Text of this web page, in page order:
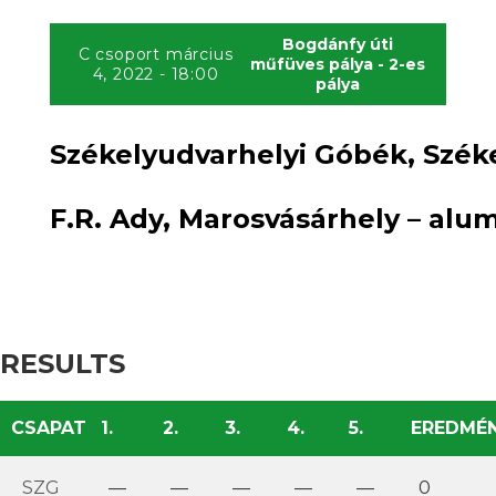
C csoport március
4, 2022 - 18:00
Bogdánfy úti
műfüves pálya - 2-es
pálya
Székelyudvarhelyi Góbék,
F.R. Ady, Marosvásárhely –
RESULTS
CSAPAT 1. 2. 3. 4. 5.
SZG — — — — — 0